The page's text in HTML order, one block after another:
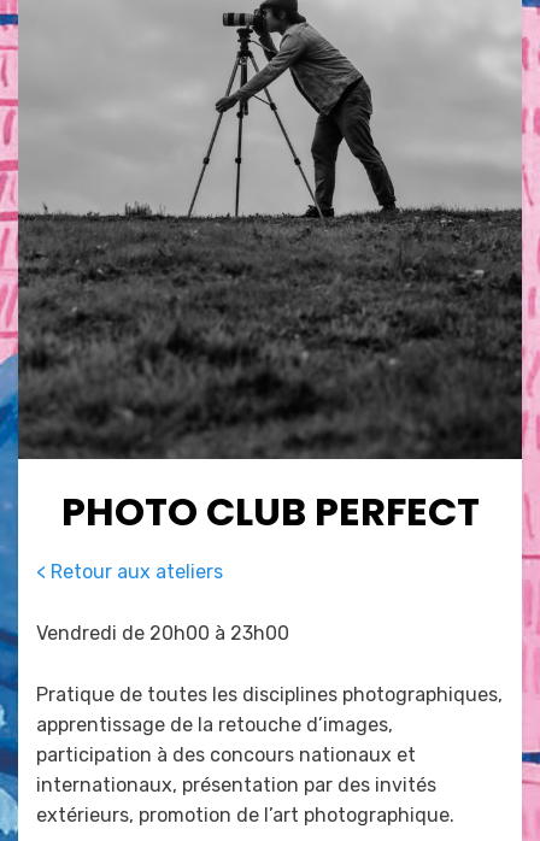
PHOTO CLUB PERFECT
< Retour aux ateliers
Vendredi de 20h00 à 23h00
Pratique de toutes les disciplines photographiques,
apprentissage de la retouche d’images,
participation à des concours nationaux et
internationaux, présentation par des invités
extérieurs, promotion de l’art photographique.